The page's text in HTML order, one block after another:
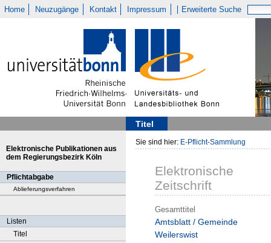
Home Neuzugänge Kontakt Impressum Erweiterte Suche
Titel
Elektronische Publikationen aus
dem Regierungsbezirk Köln
Pflichtabgabe
Ablieferungsverfahren
Listen
Titel
Sie sind hier: E-Pflicht-Sammlung
Elektronische
Zeitschrift
Gesamttitel
Amtsblatt / Gemeinde
Weilerswist